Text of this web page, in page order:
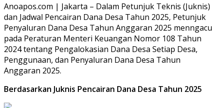
Anoapos.com | Jakarta – Dalam Petunjuk Teknis (Juknis)
dan Jadwal Pencairan Dana Desa Tahun 2025, Petunjuk
Penyaluran Dana Desa Tahun Anggaran 2025 menngacu
pada Peraturan Menteri Keuangan Nomor 108 Tahun
2024 tentang Pengalokasian Dana Desa Setiap Desa,
Penggunaan, dan Penyaluran Dana Desa Tahun
Anggaran 2025.
Berdasarkan Juknis Pencairan Dana Desa Tahun 2025